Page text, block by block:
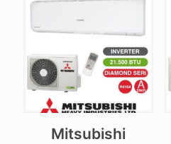
Mitsubishi